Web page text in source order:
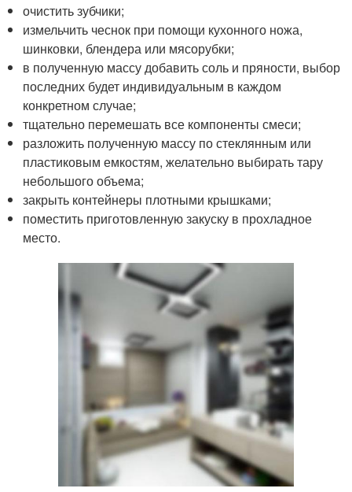
очистить зубчики;
измельчить чеснок при помощи кухонного ножа,
шинковки, блендера или мясорубки;
в полученную массу добавить соль и пряности, выбор
последних будет индивидуальным в каждом
конкретном случае;
тщательно перемешать все компоненты смеси;
разложить полученную массу по стеклянным или
пластиковым емкостям, желательно выбирать тару
небольшого объема;
закрыть контейнеры плотными крышками;
поместить приготовленную закуску в прохладное
место.